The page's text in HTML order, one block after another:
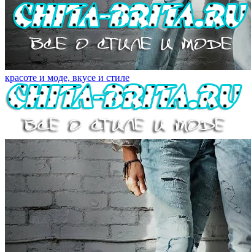
красоте и моде, вкусе и стиле